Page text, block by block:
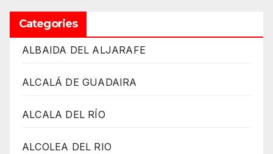
Categories
ALBAIDA DEL ALJARAFE
ALCALÁ DE GUADAIRA
ALCALA DEL RÍO
ALCOLEA DEL RIO